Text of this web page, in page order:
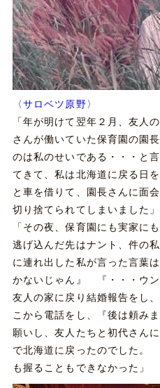
〈サロベツ原野〉
「年が明けて翌年２月、友人
さんが働いていた保育園の園
のは私のせいである・・・と
てきて、私は北海道に戻る日
と車を借りて、園長さんに面
切り捨てられてしまいました
「その夜、保育園にも実家に
逃げ込んだ先はナント、件の
に連れ出した私が言った言葉
かないじゃん』 『・・・ウ
友人の家に戻り結婚報告をし
こから電話をし、『後は頼み
願いし、友人たちと初代さん
で北海道に戻ったのでした。
も握ることもできなかった」